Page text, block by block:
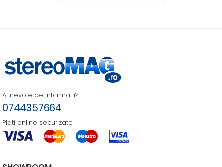
Ai nevoie de informatii?
0744357664
Plati online securizate